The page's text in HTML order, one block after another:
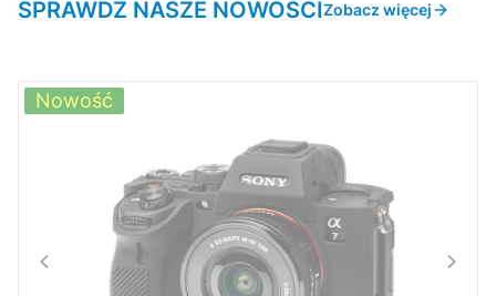
SPRAWDŹ NASZE NOWOŚCIZobacz więcej
Nowość